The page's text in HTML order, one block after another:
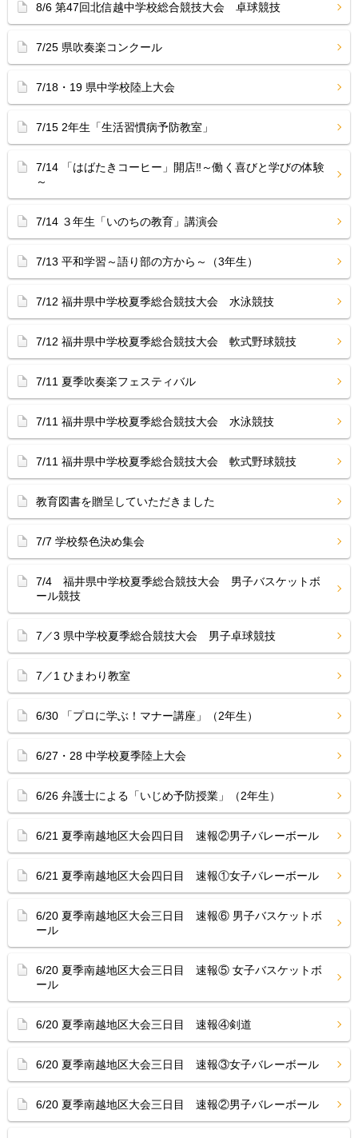
8/6 第47回北信越中学校総合競技大会 卓球競技
7/25 県吹奏楽コンクール
7/18・19 県中学校陸上大会
7/15 2年生「生活習慣病予防教室」
7/14 「はばたきコーヒー」開店‼︎～働く喜びと学びの体験
～
7/14 ３年生「いのちの教育」講演会
7/13 平和学習～語り部の方から～（3年生）
7/12 福井県中学校夏季総合競技大会 水泳競技
7/12 福井県中学校夏季総合競技大会 軟式野球競技
7/11 夏季吹奏楽フェスティバル
7/11 福井県中学校夏季総合競技大会 水泳競技
7/11 福井県中学校夏季総合競技大会 軟式野球競技
教育図書を贈呈していただきました
7/7 学校祭色決め集会
7/4 福井県中学校夏季総合競技大会 男子バスケットボ
ール競技
7／3 県中学校夏季総合競技大会 男子卓球競技
7／1 ひまわり教室
6/30 「プロに学ぶ！マナー講座」（2年生）
6/27・28 中学校夏季陸上大会
6/26 弁護士による「いじめ予防授業」（2年生）
6/21 夏季南越地区大会四日目 速報②男子バレーボール
6/21 夏季南越地区大会四日目 速報①女子バレーボール
6/20 夏季南越地区大会三日目 速報⑥ 男子バスケットボ
ール
6/20 夏季南越地区大会三日目 速報⑤ 女子バスケットボ
ール
6/20 夏季南越地区大会三日目 速報④剣道
6/20 夏季南越地区大会三日目 速報③女子バレーボール
6/20 夏季南越地区大会三日目 速報②男子バレーボール